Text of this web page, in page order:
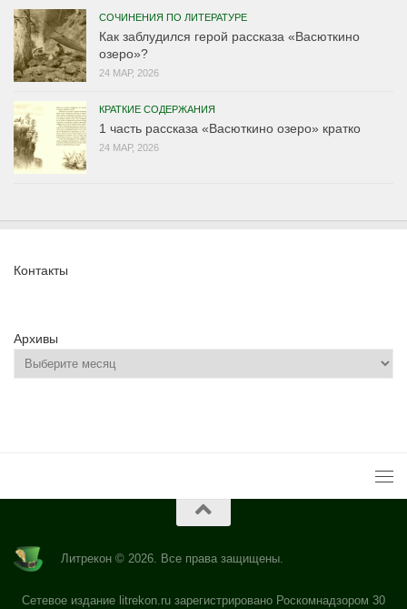
СОЧИНЕНИЯ ПО ЛИТЕРАТУРЕ
Как заблудился герой рассказа «Васюткино
озеро»?
24 МАР, 2026
КРАТКИЕ СОДЕРЖАНИЯ
1 часть рассказа «Васюткино озеро» кратко
24 МАР, 2026
Контакты
Архивы
Литрекон © 2026. Все права защищены.
Сетевое издание litrekon.ru зарегистрировано Роскомнадзором 30